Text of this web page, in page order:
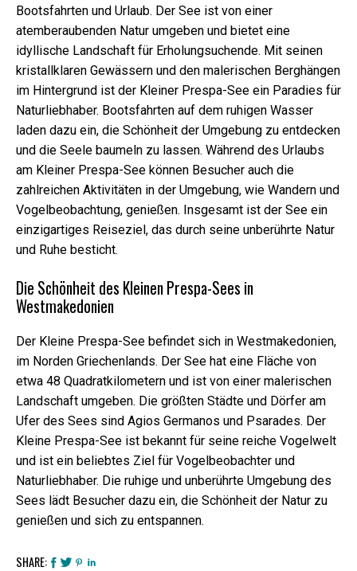
Bootsfahrten und Urlaub. Der See ist von einer
atemberaubenden Natur umgeben und bietet eine
idyllische Landschaft für Erholungsuchende. Mit seinen
kristallklaren Gewässern und den malerischen Berghängen
im Hintergrund ist der Kleiner Prespa-See ein Paradies für
Naturliebhaber. Bootsfahrten auf dem ruhigen Wasser
laden dazu ein, die Schönheit der Umgebung zu entdecken
und die Seele baumeln zu lassen. Während des Urlaubs
am Kleiner Prespa-See können Besucher auch die
zahlreichen Aktivitäten in der Umgebung, wie Wandern und
Vogelbeobachtung, genießen. Insgesamt ist der See ein
einzigartiges Reiseziel, das durch seine unberührte Natur
und Ruhe besticht.
Die Schönheit des Kleinen Prespa-Sees in
Westmakedonien
Der Kleine Prespa-See befindet sich in Westmakedonien,
im Norden Griechenlands. Der See hat eine Fläche von
etwa 48 Quadratkilometern und ist von einer malerischen
Landschaft umgeben. Die größten Städte und Dörfer am
Ufer des Sees sind Agios Germanos und Psarades. Der
Kleine Prespa-See ist bekannt für seine reiche Vogelwelt
und ist ein beliebtes Ziel für Vogelbeobachter und
Naturliebhaber. Die ruhige und unberührte Umgebung des
Sees lädt Besucher dazu ein, die Schönheit der Natur zu
genießen und sich zu entspannen.
SHARE:
sind für das
Funktionieren
der Website
erforderlich.
Marketing
Indem Sie Ihre
Interessen und
Ihr Verhalten
beim Besuch
unserer
Website
mitteilen,
erhöhen Sie
Inhalte und
Angebote zu